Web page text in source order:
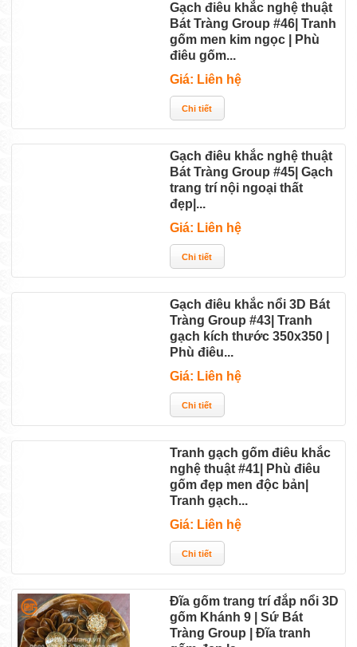
Gạch điêu khắc nghệ thuật
Bát Tràng Group #46| Tranh
gốm men kim ngọc | Phù
điêu gốm...
Giá: Liên hệ
Gạch điêu khắc nghệ thuật
Bát Tràng Group #45| Gạch
trang trí nội ngoại thất
đẹp|...
Giá: Liên hệ
Gạch điêu khắc nổi 3D Bát
Tràng Group #43| Tranh
gạch kích thước 350x350 |
Phù điêu...
Giá: Liên hệ
Tranh gạch gốm điêu khắc
nghệ thuật #41| Phù điêu
gốm đẹp men độc bản|
Tranh gạch...
Giá: Liên hệ
Đĩa gốm trang trí đắp nổi 3D
gốm Khánh 9 | Sứ Bát
Tràng Group | Đĩa tranh